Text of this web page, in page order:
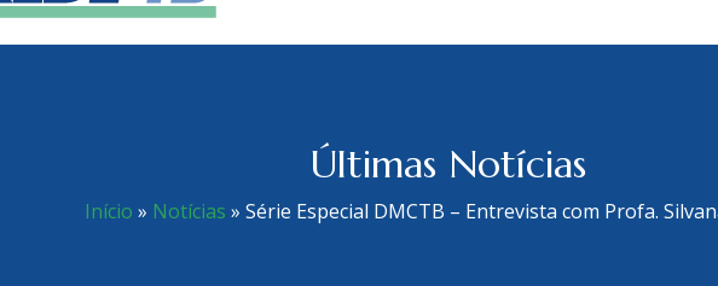
Últimas Notícias
Início » Notícias » Série Especial DMCTB – Entrevista com Profa.